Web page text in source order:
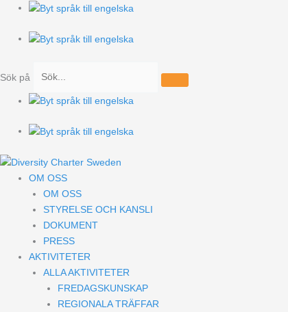
Hoppa
innehåll
Sök på
OM OSS
OM OSS
STYRELSE OCH KANSLI
DOKUMENT
PRESS
AKTIVITETER
ALLA AKTIVITETER
FREDAGSKUNSKAP
REGIONALA TRÄFFAR